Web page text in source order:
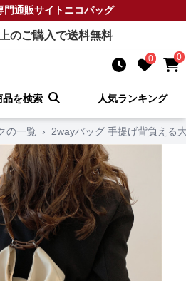
門通販サイトニコバッグ
のご購入で送料無料
0 0
品を検索 人気ランキング
の一覧 › 2wayバッグ 手提げ背負える